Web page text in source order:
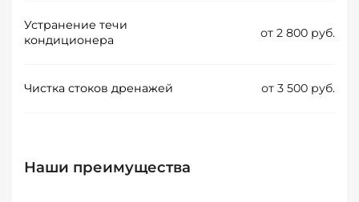
Устранение течи
кондиционера
от 2 800 руб.
Чистка стоков дренажей от 3 500 руб.
Наши преимущества